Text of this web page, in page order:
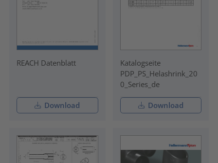
REACH Datenblatt
Download
Katalogseite
PDP_PS_Helashrink_20
0_Series_de
Download